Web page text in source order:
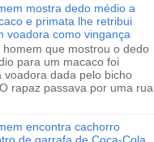
mostra dedo médio a
e primata lhe retribui
voadora como vingança
homem que mostrou o dedo
para um macaco foi
voadora dada pelo bicho
rapaz passava por uma rua
encontra cachorro